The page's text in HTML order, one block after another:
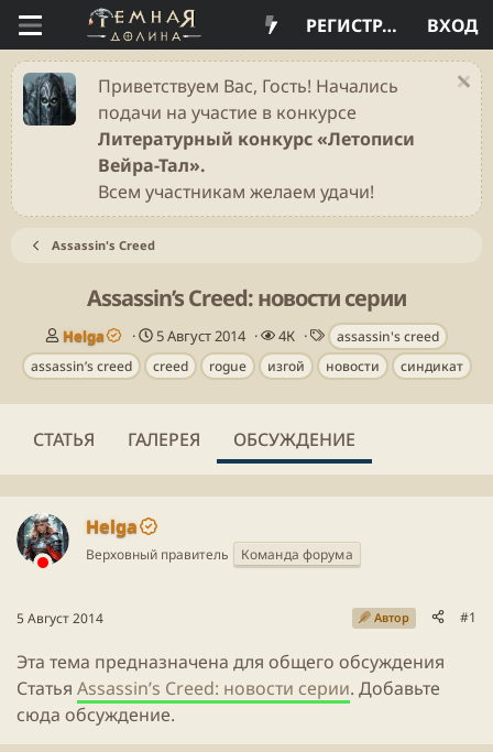
ВХОД
РЕГИСТРАЦИЯ
Приветствуем Вас, Гость! Начались
подачи на участие в конкурсе
Литературный конкурс «Летописи
Вейра-Тал».
Всем участникам желаем удачи!
Assassin's Creed
Assassin’s Creed: новости серии
А
в
т
т
м
ы
Helga
Д
а
т
а
а
л
а
5 Август 2014
П
р
о
о
т
р
ы
4К
Т
е
г
assassin's creed
assassin’s creed
creed rogue изгой новости синдикат
СТАТЬЯ ГАЛЕРЕЯ ОБСУЖДЕНИЕ
Helga
Верховный правитель Команда форума
5 Август 2014 Автор #1
Эта тема предназначена для общего обсуждения
Статья Assassin’s Creed: новости серии. Добавьте
сюда обсуждение.